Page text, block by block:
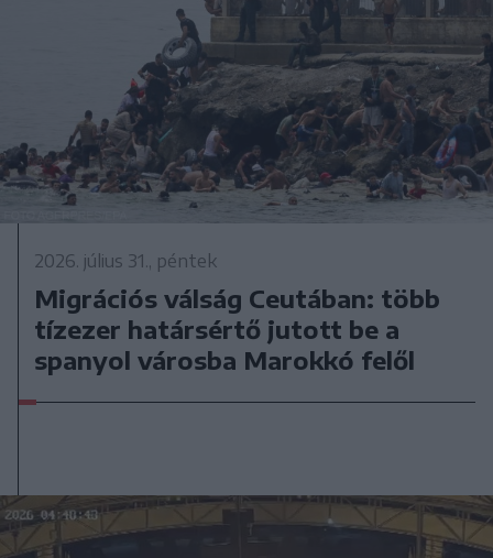
2026. július 31., péntek
Migrációs válság Ceutában: több
tízezer határsértő jutott be a
spanyol városba Marokkó felől